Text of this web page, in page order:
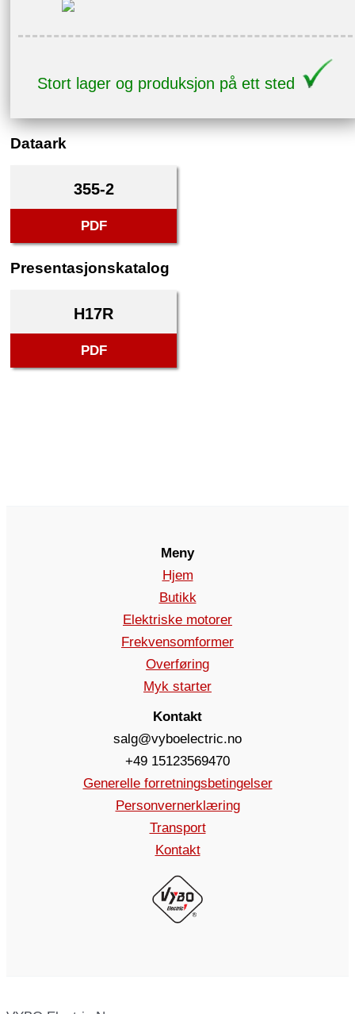
Stort lager og produksjon på ett sted
Dataark
355-2
PDF
Presentasjonskatalog
H17R
PDF
Meny
Hjem
Butikk
Elektriske motorer
Frekvensomformer
Overføring
Myk starter
Kontakt
salg@vyboelectric.no
+49 15123569470
Generelle forretningsbetingelser
Personvernerklæring
Transport
Kontakt